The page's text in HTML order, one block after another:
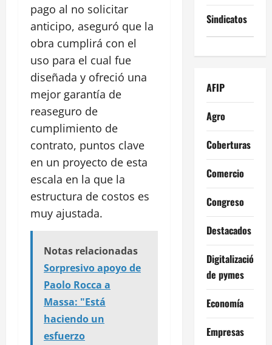
pago al no solicitar
anticipo, aseguró que la
obra cumplirá con el
uso para el cual fue
diseñada y ofreció una
mejor garantía de
reaseguro de
cumplimiento de
contrato, puntos clave
en un proyecto de esta
escala en la que la
estructura de costos es
muy ajustada.
Notas relacionadas
Sorpresivo apoyo de
Paolo Rocca a
Massa: "Está
haciendo un
esfuerzo
Sindicatos
AFIP
Agro
Coberturas
Comercio
Congreso
Destacados
Digitalización
de pymes
Economía
Empresas